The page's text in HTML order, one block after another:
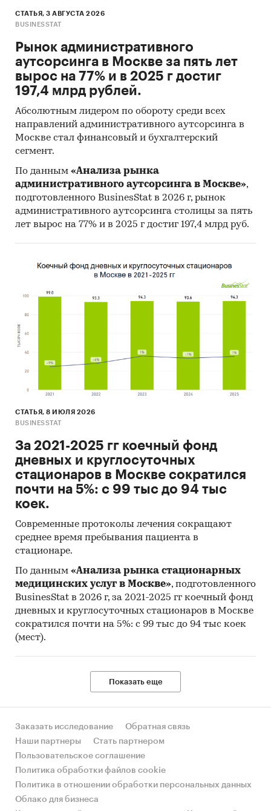
СТАТЬЯ, 3 АВГУСТА 2026
BUSINESSTAT
Рынок административного
аутсорсинга в Москве за пять лет
вырос на 77% и в 2025 г достиг
197,4 млрд рублей.
Абсолютным лидером по обороту среди всех
направлений административного аутсорсинга в
Москве стал финансовый и бухгалтерский
сегмент.
По данным «Анализа рынка
административного аутсорсинга в Москве»,
подготовленного BusinesStat в 2026 г, рынок
административного аутсорсинга столицы за пять
лет вырос на 77% и в 2025 г достиг 197,4 млрд руб.
СТАТЬЯ, 8 ИЮЛЯ 2026
BUSINESSTAT
За 2021-2025 гг коечный фонд
дневных и круглосуточных
стационаров в Москве сократился
почти на 5%: с 99 тыс до 94 тыс
коек.
Современные протоколы лечения сокращают
среднее время пребывания пациента в
стационаре.
По данным «Анализа рынка стационарных
медицинских услуг в Москве», подготовленного
BusinesStat в 2026 г, за 2021-2025 гг коечный фонд
дневных и круглосуточных стационаров в Москве
сократился почти на 5%: с 99 тыс до 94 тыс коек
(мест).
Показать еще
Заказать исследование
Обратная связь
Наши партнеры
Стать партнером
Пользовательское соглашение
Политика обработки файлов cookie
Политика в отношении обработки персональных данных
Облако для бизнеса